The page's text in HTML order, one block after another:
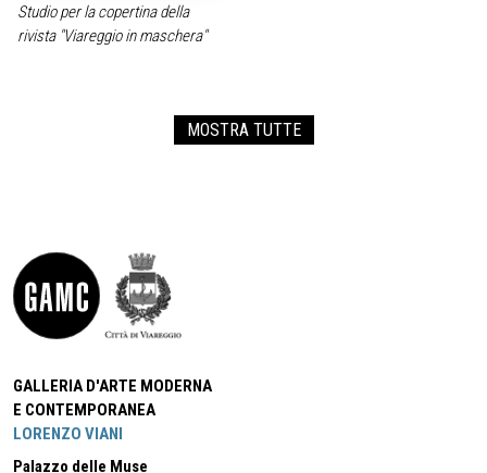
Studio per la copertina della
rivista "Viareggio in maschera"
MOSTRA TUTTE
GALLERIA D'ARTE MODERNA
E CONTEMPORANEA
LORENZO VIANI
Palazzo delle Muse